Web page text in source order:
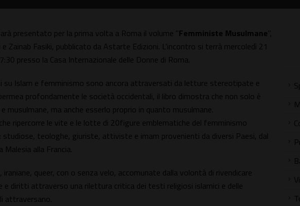
presentato per la prima volta a Roma il volume "Femministe Musulmane",
e Zainab Fasiki, pubblicato da Astarte Edizioni. L'incontro si terrà mercoledì 21
presso la Casa Internazionale delle Donne di Roma.
su Islam e femminismo sono ancora attraversati da letture stereotipate e
profondamente le società occidentali, il libro dimostra che non solo è
musulmane, ma anche esserlo proprio in quanto musulmane.
ripercorre le vite e le lotte di 20figure emblematiche del femminismo
studiose, teologhe, giuriste, attiviste e imam provenienti da diversi Paesi, dal
alla Francia.
iraniane, queer, con o senza velo, accomunate dalla volontà di rivendicare
e diritti attraverso una rilettura critica dei testi religiosi islamici e delle
attraversano.